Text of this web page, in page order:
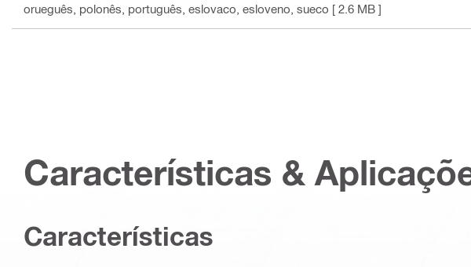
orueguês, polonês, português, eslovaco, esloveno, sueco [ 2.6 MB ]
Características &
Características